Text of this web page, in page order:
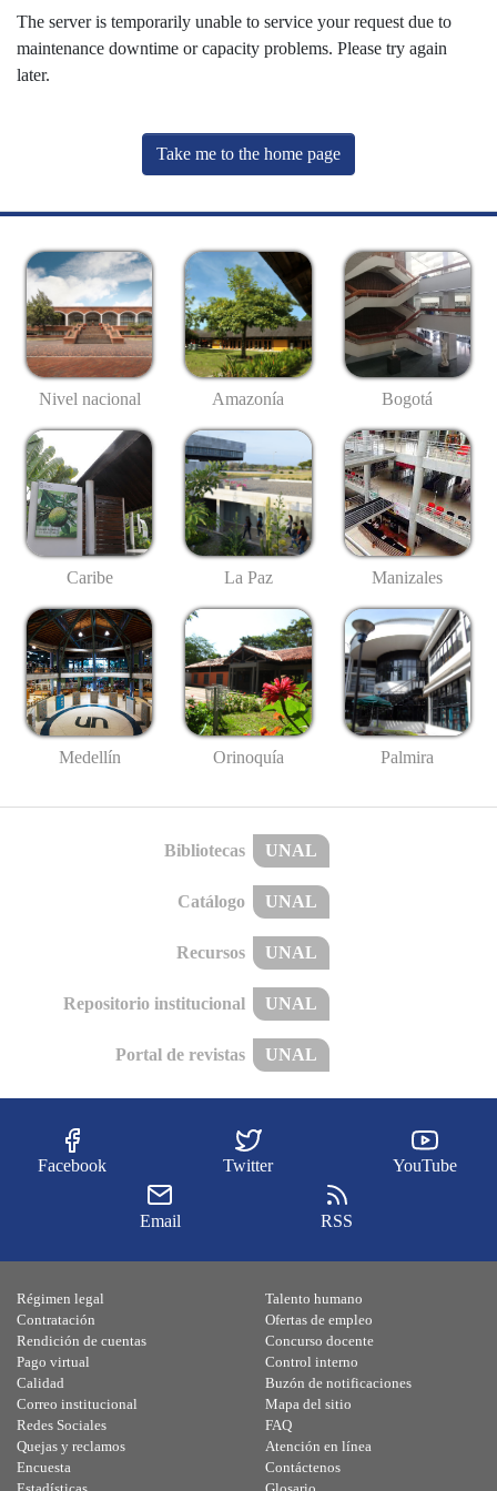
The server is temporarily unable to service your request due to
maintenance downtime or capacity problems. Please try again
later.
Take me to the home page
Nivel nacional Amazonía Bogotá
Caribe La Paz Manizales
Medellín Orinoquía Palmira
Bibliotecas UNAL
Catálogo UNAL
Recursos UNAL
Repositorio institucional UNAL
Portal de revistas UNAL
Facebook Twitter YouTube
Email RSS
Régimen legal
Contratación
Rendición de cuentas
Pago virtual
Calidad
Talento humano
Ofertas de empleo
Concurso docente
Control interno
Buzón de notificaciones
Correo institucional
Redes Sociales
Quejas y reclamos
Encuesta
Mapa del sitio
FAQ
Atención en línea
Contáctenos